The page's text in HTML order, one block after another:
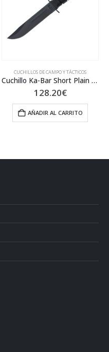
CUCHILLOS DE CAMPO Y TÁCTICOS
Cuchillo Ka-Bar Short Plain Edge Kydex KB1258
128.20€
AÑADIR AL CARRITO